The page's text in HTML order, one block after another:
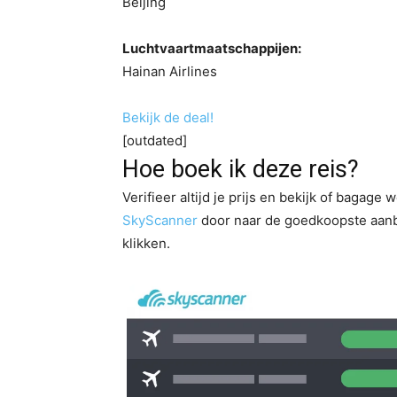
Luchtvaartmaatschappijen:
Hainan Airlines
Bekijk de deal!
[outdated]
Hoe boek ik deze reis?
Verifieer altijd je prijs en bekijk of bagage
SkyScanner door naar de goedkoopste
klikken.